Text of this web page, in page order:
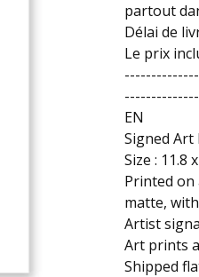
partout
Délai de
Le prix
EN
Signed Art
Size : 11.8
Printed on
matte,
Artist
Art prints
Shipped